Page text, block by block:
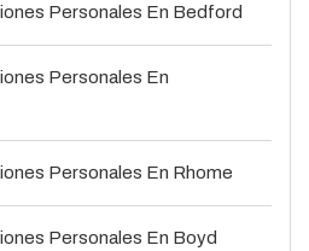
Personales En Bedford
Personales En
Personales En Rhome
Personales En Boyd